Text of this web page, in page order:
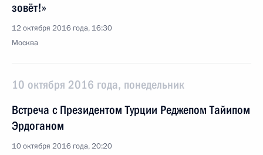
зовёт!»
12 октября 2016 года, 16:30
Москва
10 октября 2016 года, понедельник
Встреча с Президентом Турции Реджепом Тайипом
Эрдоганом
10 октября 2016 года, 20:20